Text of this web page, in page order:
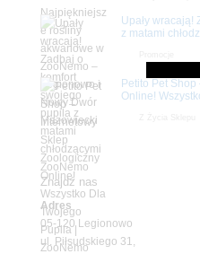
Upały wracają!
z matami
Petito Pet
Online!
Znajdź nas
Adres
05-120 Legionowo
ul. Piłsudskiego 31,